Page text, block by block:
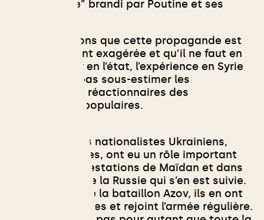
nationalisme” brandi par Poutine et ses
Si nous pensons que cette propagande est
volontairement exagérée et qu’il ne faut en
rien la relayer en l’état, l’expérience en Syrie
pousse à ne pas sous-estimer les
composantes réactionnaires des
mouvements populaires.
En Ukraine, des nationalistes Ukrainiens,
parfois fascistes, ont eu un rôle important
dans les manifestations de Maïdan et dans
la guerre contre la Russie qui s’en est suivie.
De plus, comme la bataillon Azov, ils en ont
tiré des bénéfices et rejoint l’armée régulière.